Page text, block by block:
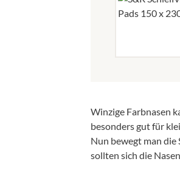
Winzige Farbnasen
besonders gut für
Nun bewegt man
sollten sich die